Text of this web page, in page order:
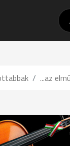
...az